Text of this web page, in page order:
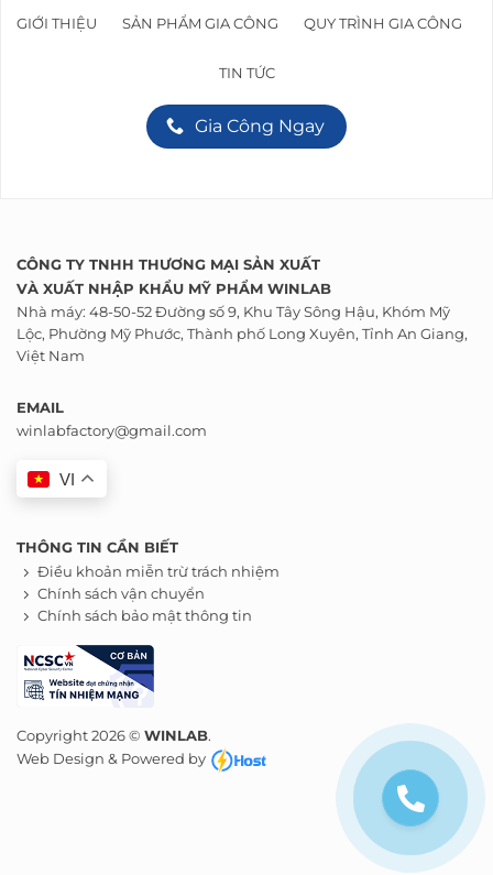
GIỚI THIỆU SẢN PHẨM GIA CÔNG QUY TRÌNH GIA CÔNG
TIN TỨC
Gia Công Ngay
CÔNG TY TNHH THƯƠNG MẠI SẢN XUẤT
VÀ XUẤT NHẬP KHẨU MỸ PHẨM WINLAB
Nhà máy: 48-50-52 Đường số 9, Khu Tây Sông Hậu, Khóm Mỹ
Lộc, Phường Mỹ Phước, Thành phố Long Xuyên, Tỉnh An Giang,
Việt Nam
EMAIL
winlabfactory@gmail.com
VI
THÔNG TIN CẦN BIẾT
Điều khoản miễn trừ trách nhiệm
Chính sách vận chuyển
Chính sách bảo mật thông tin
Copyright 2026 © WINLAB.
Web Design & Powered by